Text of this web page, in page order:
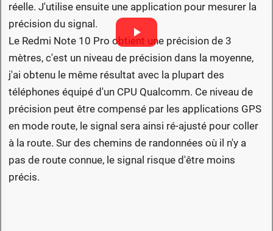
réelle. J'utilise ensuite une application pour mesurer la
précision du signal.
Le Redmi Note 10 Pro obtient une précision de 3
mètres, c'est un niveau de précision dans la moyenne,
j'ai obtenu le même résultat avec la plupart des
téléphones équipé d'un CPU Qualcomm. Ce niveau de
précision peut être compensé par les applications GPS
en mode route, le signal sera ainsi ré-ajusté pour coller
à la route. Sur des chemins de randonnées où il n'y a
pas de route connue, le signal risque d'être moins
précis.